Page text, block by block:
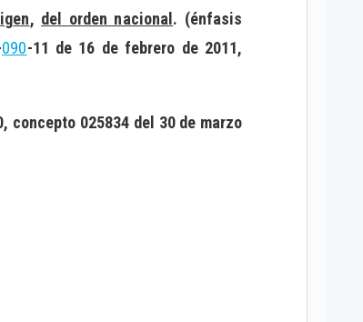
gen, del orden nacional . (énfasis
090-11 de 16 de febrero de 2011,
concepto 025834 del 30 de marzo